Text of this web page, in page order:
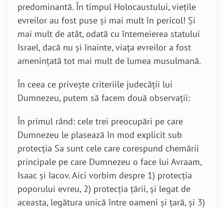
predominantă. În timpul Holocaustului, viețile
evreilor au fost puse și mai mult în pericol! Și
mai mult de atât, odată cu întemeierea statului
Israel, dacă nu și înainte, viața evreilor a fost
amenințată tot mai mult de lumea musulmană.
În ceea ce privește criteriile judecății lui
Dumnezeu, putem să facem două observații:
În primul rând: cele trei preocupări pe care
Dumnezeu le plasează în mod explicit sub
protecția Sa sunt cele care corespund chemării
principale pe care Dumnezeu o face lui Avraam,
Isaac și Iacov. Aici vorbim despre 1) protecția
poporului evreu, 2) protecția țării, și legat de
aceasta, legătura unică între oameni și țară, și 3)